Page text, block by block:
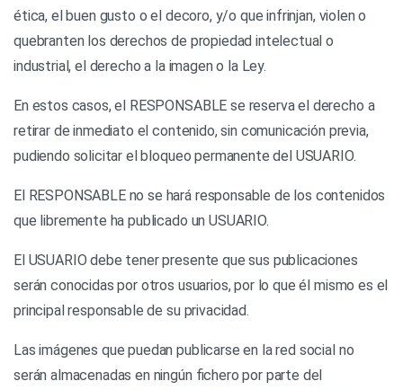
ética, el buen gusto o el decoro, y/o que infrinjan, violen o
quebranten los derechos de propiedad intelectual o
industrial, el derecho a la imagen o la Ley.
En estos casos, el RESPONSABLE se reserva el derecho a
retirar de inmediato el contenido, sin comunicación previa,
pudiendo solicitar el bloqueo permanente del USUARIO.
El RESPONSABLE no se hará responsable de los contenidos
que libremente ha publicado un USUARIO.
El USUARIO debe tener presente que sus publicaciones
serán conocidas por otros usuarios, por lo que él mismo es el
principal responsable de su privacidad.
Las imágenes que puedan publicarse en la red social no
serán almacenadas en ningún fichero por parte del